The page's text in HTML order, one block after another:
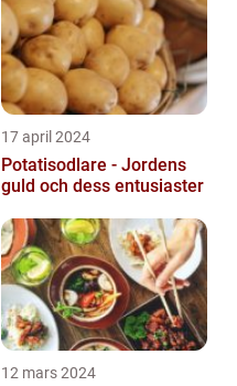
17 april 2024
Potatisodlare - Jordens
guld och dess entusiaster
12 mars 2024